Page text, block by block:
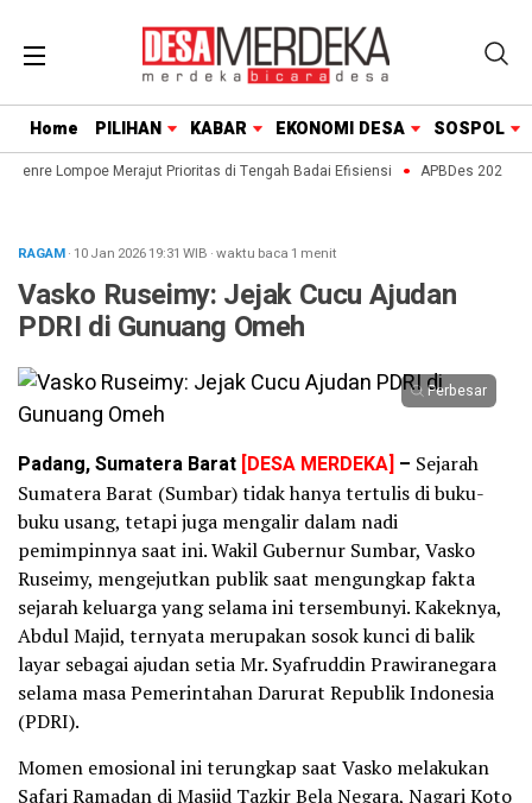
Home PILIHAN KABAR EKONOMI DESA SOSPOL
Lompoe Merajut Prioritas di Tengah Badai Efisiensi APBDes 2027:
RAGAM· 10 Jan 202619:31 WIB ·waktu baca 1 menit
Vasko Ruseimy: Jejak Cucu Ajudan
PDRI di Gunuang Omeh
Perbesar
Padang, Sumatera Barat [DESA MERDEKA] – Sejarah
Sumatera Barat (Sumbar) tidak hanya tertulis di buku-
buku usang, tetapi juga mengalir dalam nadi
pemimpinnya saat ini. Wakil Gubernur Sumbar, Vasko
Ruseimy, mengejutkan publik saat mengungkap fakta
sejarah keluarga yang selama ini tersembunyi. Kakeknya,
Abdul Majid, ternyata merupakan sosok kunci di balik
layar sebagai ajudan setia Mr. Syafruddin Prawiranegara
selama masa Pemerintahan Darurat Republik Indonesia
(PDRI).
Momen emosional ini terungkap saat Vasko melakukan
Safari Ramadan di Masjid Tazkir Bela Negara, Nagari Koto